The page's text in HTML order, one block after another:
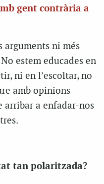
gent contrària a
arguments ni més
estem educades en
ni en l’escoltar, no
amb opinions
arribar a enfadar-nos
tan polaritzada?